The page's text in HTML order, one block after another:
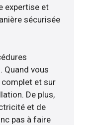
expertise et
sécurisée
Quand vous
et sur
De plus,
et de
pas à faire